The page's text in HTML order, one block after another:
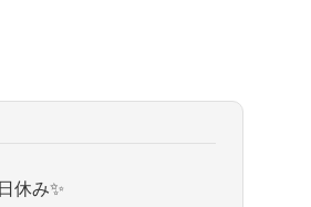
休み✨